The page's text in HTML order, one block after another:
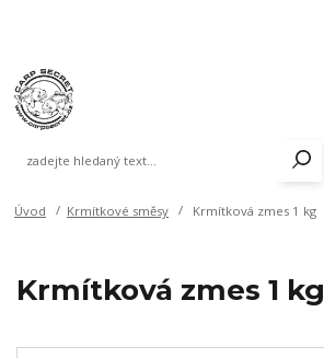
Úvod Krmítkové směsy Krmítková zmes 1 kg
Krmítková zmes 1 kg